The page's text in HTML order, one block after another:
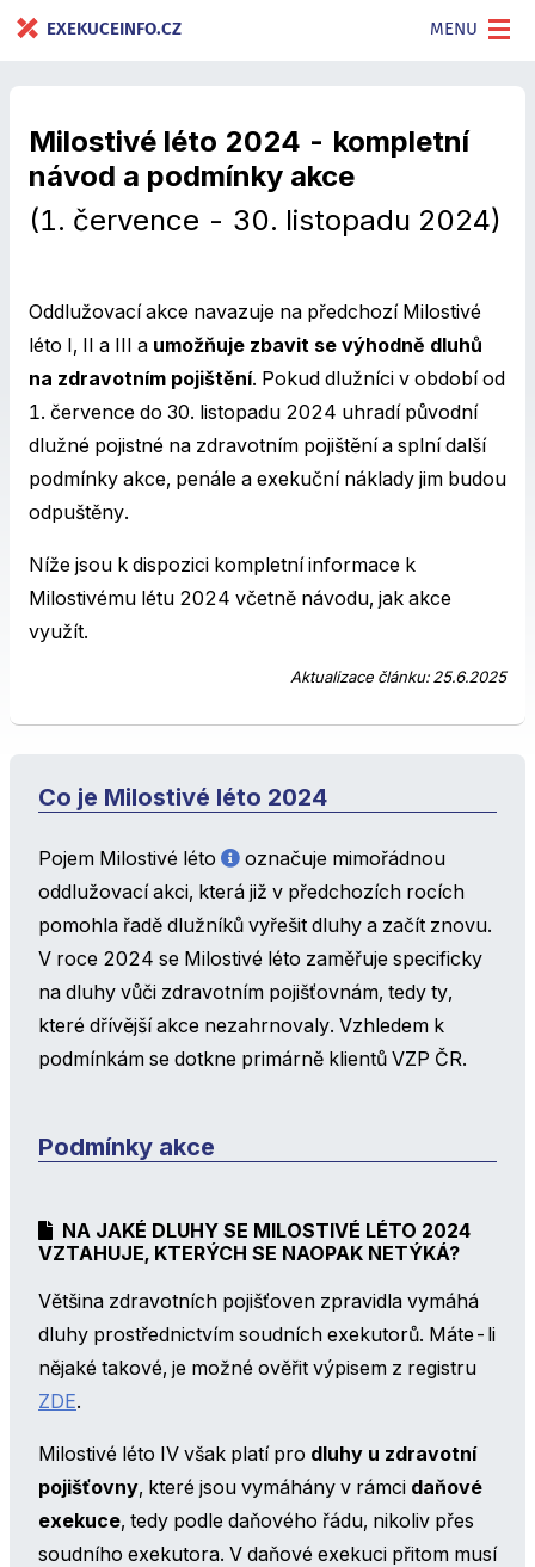
EXEKUCEINFO.CZ MENU
Milostivé léto 2024 - kompletní
návod a podmínky akce
(1. července - 30. listopadu 2024)
Oddlužovací akce navazuje na předchozí Milostivé
léto I, II a III a umožňuje zbavit se výhodně dluhů
na zdravotním pojištění. Pokud dlužníci v období od
1. července do 30. listopadu 2024 uhradí původní
dlužné pojistné na zdravotním pojištění a splní další
podmínky akce, penále a exekuční náklady jim budou
odpuštěny.
Níže jsou k dispozici kompletní informace k
Milostivému létu 2024 včetně návodu, jak akce
využít.
Aktualizace článku: 25.6.2025
Co je Milostivé léto 2024
Pojem Milostivé léto
označuje mimořádnou
oddlužovací akci, která již v předchozích rocích
pomohla řadě dlužníků vyřešit dluhy a začít znovu.
V roce 2024 se Milostivé léto zaměřuje specificky
na dluhy vůči zdravotním pojišťovnám, tedy ty,
které dřívější akce nezahrnovaly. Vzhledem k
podmínkám se dotkne primárně klientů VZP ČR.
Podmínky akce
NA JAKÉ DLUHY SE MILOSTIVÉ LÉTO 2024
VZTAHUJE, KTERÝCH SE NAOPAK NETÝKÁ?
Většina zdravotních pojišťoven zpravidla vymáhá
dluhy prostřednictvím soudních exekutorů. Máte-li
nějaké takové, je možné ověřit výpisem z registru
ZDE.
Milostivé léto IV však platí pro dluhy u zdravotní
pojišťovny, které jsou vymáhány v rámci daňové
exekuce, tedy podle daňového řádu, nikoliv přes
soudního exekutora. V daňové exekuci přitom musí